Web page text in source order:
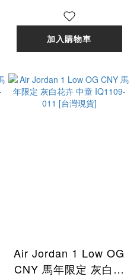
黑紅 男鞋 IO7847-
002 [台灣現貨]
加入購物車
Air Jordan 1 Low OG
CNY 馬年限定 灰白花